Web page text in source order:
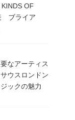
OF
ブライア
なアーティス
ウスロンドン
ックの魅力